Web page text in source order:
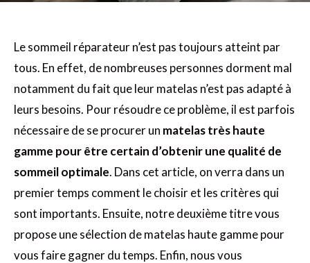
Le sommeil réparateur n’est pas toujours atteint par
tous. En effet, de nombreuses personnes dorment mal
notamment du fait que leur matelas n’est pas adapté à
leurs besoins. Pour résoudre ce problème, il est parfois
nécessaire de se procurer un matelas très haute
gamme pour être certain d’obtenir une qualité de
sommeil optimale. Dans cet article, on verra dans un
premier temps comment le choisir et les critères qui
sont importants. Ensuite, notre deuxième titre vous
propose une sélection de matelas haute gamme pour
vous faire gagner du temps. Enfin, nous vous